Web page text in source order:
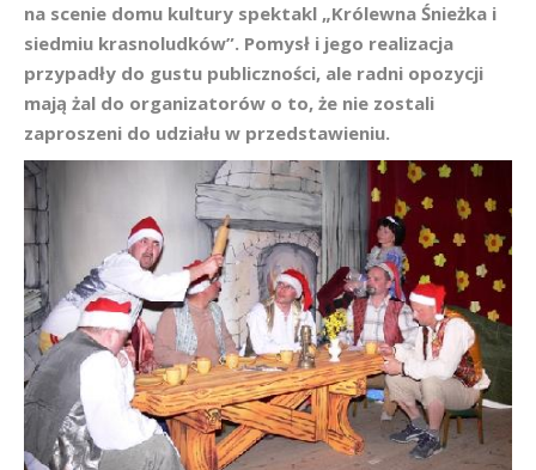
na scenie domu kultury spektakl „Królewna Śnieżka i
siedmiu krasnoludków”. Pomysł i jego realizacja
przypadły do gustu publiczności, ale radni opozycji
mają żal do organizatorów o to, że nie zostali
zaproszeni do udziału w przedstawieniu.